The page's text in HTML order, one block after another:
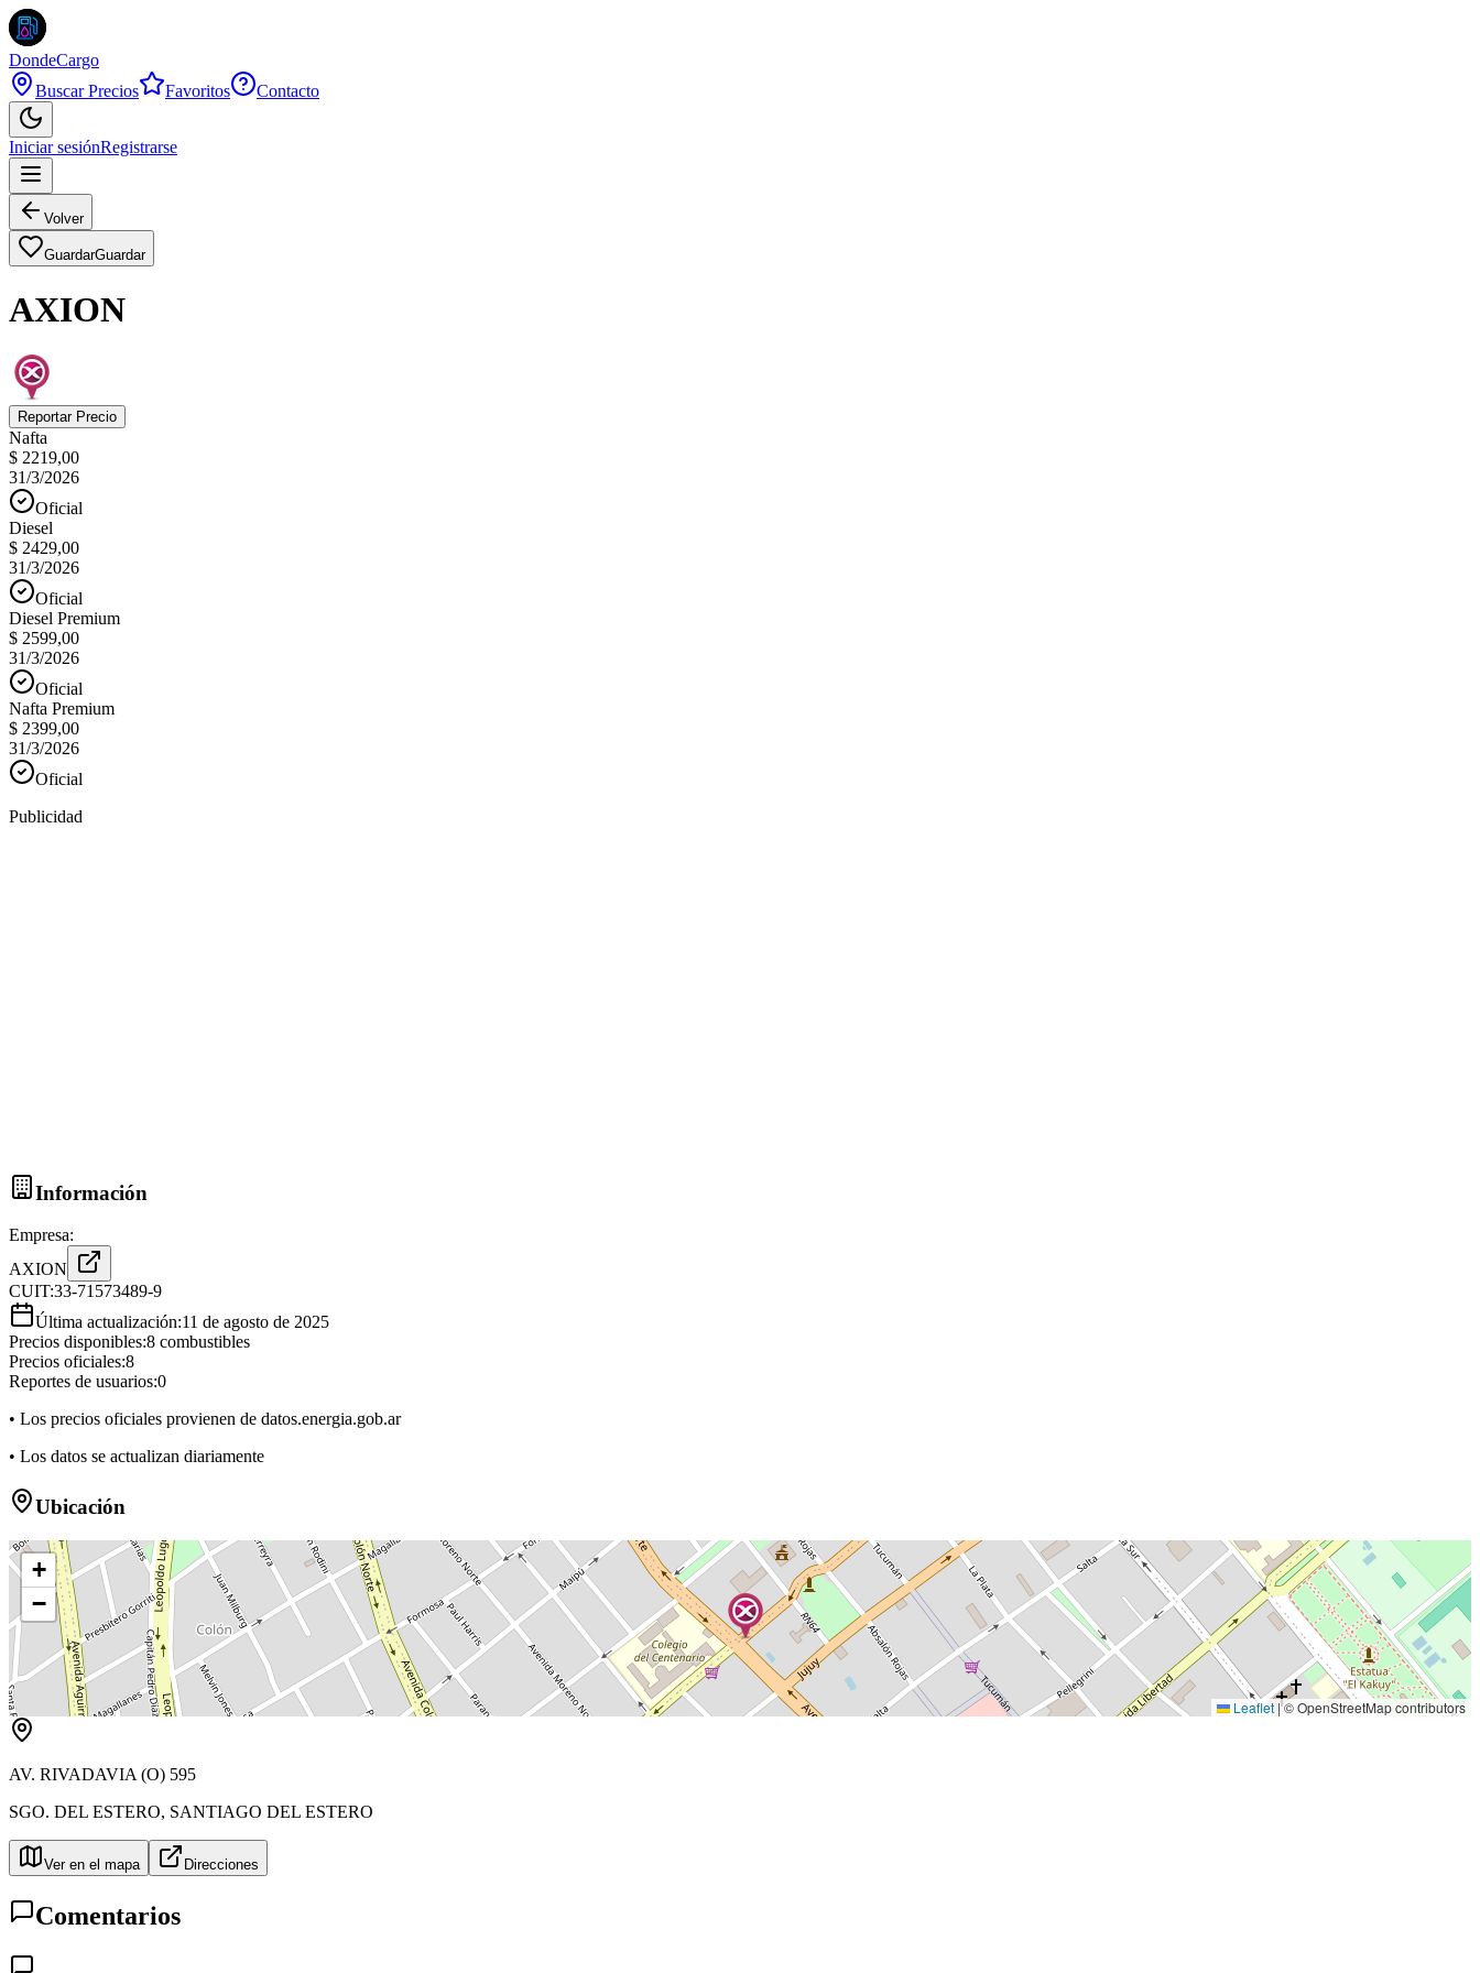
DondeCargo
Buscar Precios
Favoritos Contacto
Iniciar sesiónRegistrarse
Volver
GuardarGuardar
AXION
Reportar Precio
Nafta
$ 2219,00
31/3/2026
Oficial
Diesel
$ 2429,00
31/3/2026
Oficial
Diesel Premium
$ 2599,00
31/3/2026
Oficial
Nafta Premium
$ 2399,00
31/3/2026
Oficial
Publicidad
Información
Empresa:
AXION
CUIT:33-71573489-9
Última actualización:11 de agosto de 2025
Precios disponibles:8 combustibles
Precios oficiales:8
Reportes de usuarios:0
• Los precios oficiales provienen de datos.energia.gob.ar
• Los datos se actualizan diariamente
Ubicación
+
−
Leaflet |© OpenStreetMap contributors
AV. RIVADAVIA (O) 595
SGO. DEL ESTERO, SANTIAGO DEL ESTERO
Ver en el mapa Direcciones
Comentarios